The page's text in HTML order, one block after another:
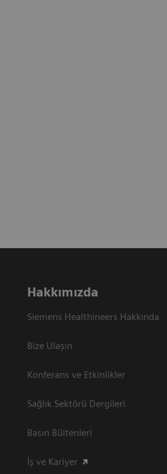
Hakkımızda
Siemens Healthineers Hakkında
Bize Ulaşın
Konferans ve Etkinlikler
Sağlık Sektörü Dergileri
Basın Bültenleri
İş ve Kariyer